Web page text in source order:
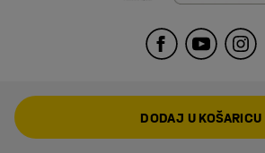
DODAJ U KOŠARICU